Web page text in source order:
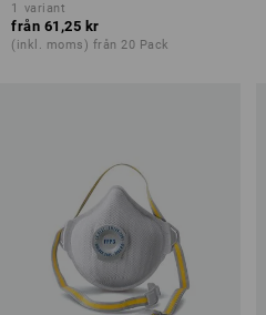
1 variant
från 61,25 kr
(inkl. moms) från 20 Pack